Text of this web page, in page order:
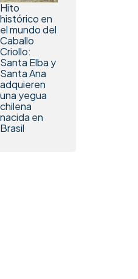
Hito
histórico en
el mundo del
Caballo
Criollo:
Santa Elba y
Santa Ana
adquieren
una yegua
chilena
nacida en
Brasil